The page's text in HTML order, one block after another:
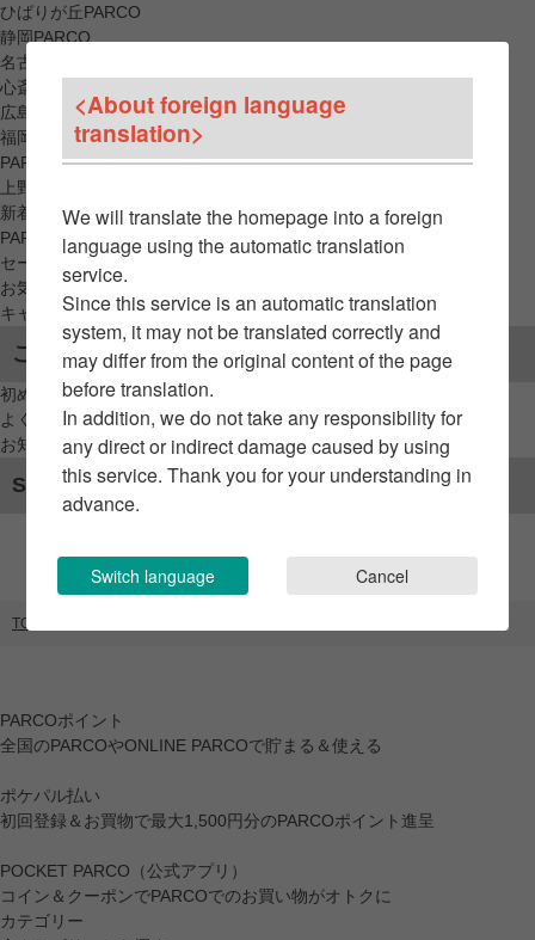
ひばりが丘PARCO
静岡PARCO
名古屋PARCO
心斎橋PARCO
広島PARCO
福岡PARCO
PARCO_ya
上野
新着アイテムから探す
PARCO限定アイテムから探す
セールアイテムから探す
お気に入りから探す
キャンペーン/クーポン対象から探す
ご利用案内
初めてのお客様へ
よくあるご質問 / お問い合わせ
お知らせ
SNSアカウント
TOP
PARCOポイント
全国のPARCOやONLINE PARCOで貯まる＆使える
ポケパル払い
初回登録＆お買物で最大1,500円分のPARCOポイント進呈
POCKET PARCO（公式アプリ）
コイン＆クーポンでPARCOでのお買い物がオトクに
カテゴリー
<About foreign language
translation>
We will translate the homepage into a foreign
language using the automatic translation
service.
Since this service is an automatic translation
system, it may not be translated correctly and
may differ from the original content of the page
before translation.
In addition, we do not take any responsibility for
any direct or indirect damage caused by using
this service. Thank you for your understanding in
advance.
Switch language Cancel